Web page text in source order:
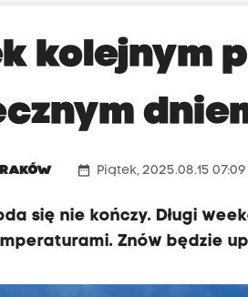
kolejnym
date_range Piątek, 2025.08.15
się nie kończy. Długi
Znów będzie